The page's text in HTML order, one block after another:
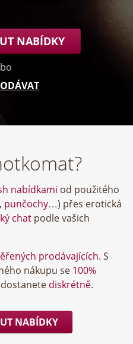
NABÍDKY
nabídkami od použitého
, punčochy…) přes erotická
chat podle vašich
prodávajících. S
nákupu se 100%
diskrétně.
NABÍDKY